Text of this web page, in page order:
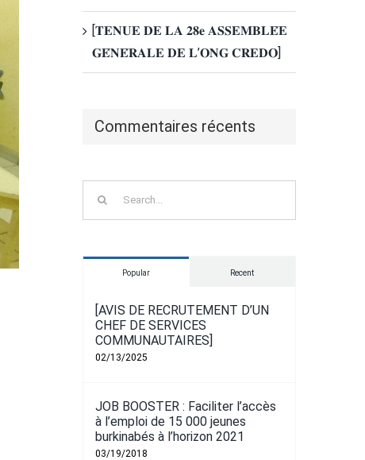
[𝐓𝐄𝐍𝐔𝐄 𝐃𝐄 𝐋𝐀 𝟐𝟖𝐞 𝐀𝐒𝐒𝐄𝐌𝐁𝐋𝐄́𝐄
𝐆𝐄́𝐍𝐄́𝐑𝐀𝐋𝐄 𝐃𝐄 𝐋’𝐎𝐍𝐆 𝐂𝐑𝐄𝐃𝐎]
Commentaires récents
Popular Recent
[AVIS DE RECRUTEMENT D’UN
CHEF DE SERVICES
COMMUNAUTAIRES]
02/13/2025
JOB BOOSTER : Faciliter l’accès
à l’emploi de 15 000 jeunes
burkinabés à l’horizon 2021
03/19/2018